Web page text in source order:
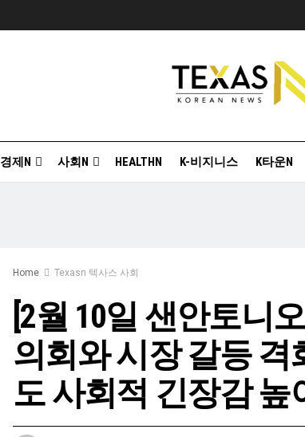
경제N 사회N HEALTHN K-비지니스 K타운N
Home Texasn 텍사스 사회
[2월 10일 샌안토니
의회와 시장 갈등 격
도 사회적 긴장감 높